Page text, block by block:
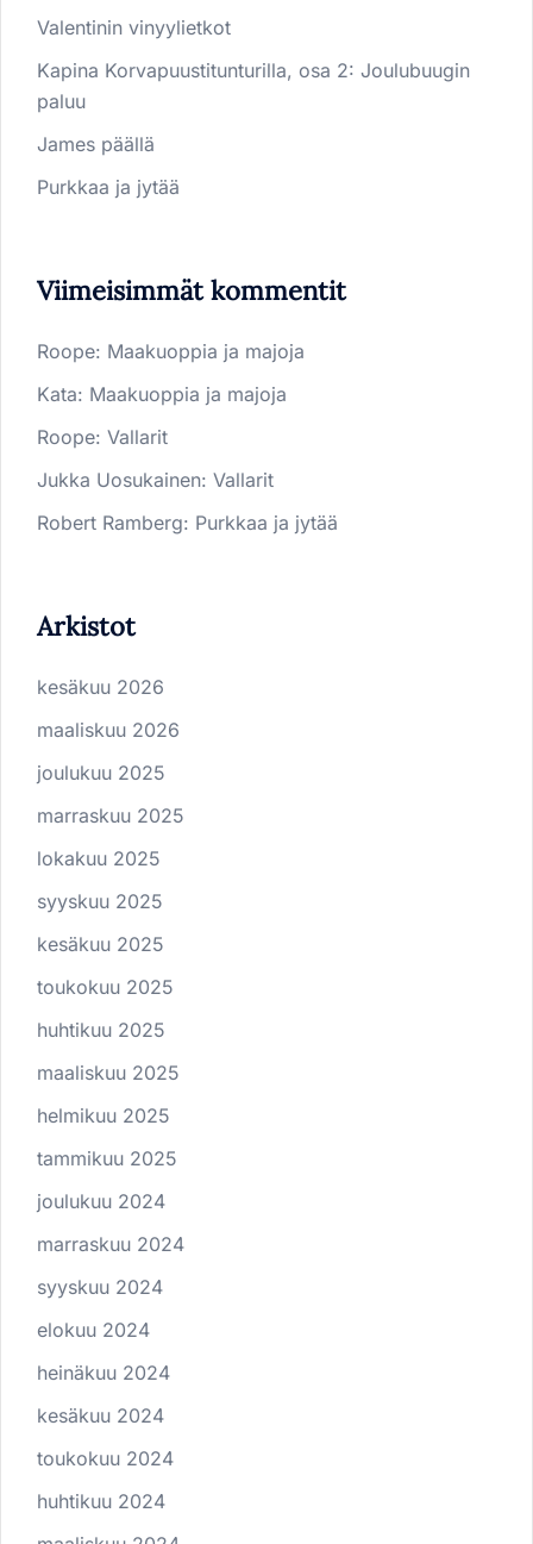
Valentinin vinyylietkot
Kapina Korvapuustitunturilla, osa 2: Joulubuugin
paluu
James päällä
Purkkaa ja jytää
Viimeisimmät kommentit
Roope: Maakuoppia ja majoja
Kata: Maakuoppia ja majoja
Roope: Vallarit
Jukka Uosukainen: Vallarit
Robert Ramberg: Purkkaa ja jytää
Arkistot
kesäkuu 2026
maaliskuu 2026
joulukuu 2025
marraskuu 2025
lokakuu 2025
syyskuu 2025
kesäkuu 2025
toukokuu 2025
huhtikuu 2025
maaliskuu 2025
helmikuu 2025
tammikuu 2025
joulukuu 2024
marraskuu 2024
syyskuu 2024
elokuu 2024
heinäkuu 2024
kesäkuu 2024
toukokuu 2024
huhtikuu 2024